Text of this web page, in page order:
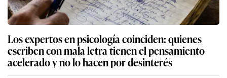
Los expertos en psicología coinciden: quienes
escriben con mala letra tienen el pensamiento
acelerado y no lo hacen por desinterés